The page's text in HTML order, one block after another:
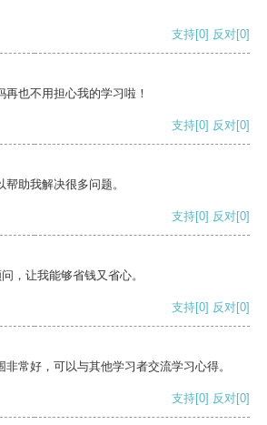
支持[0] 反对[0]
也不用担心我的学习啦！
支持[0] 反对[0]
助我解决很多问题。
支持[0] 反对[0]
，让我能够省钱又省心。
支持[0] 反对[0]
常好，可以与其他学习者交流学习心得。
支持[0] 反对[0]